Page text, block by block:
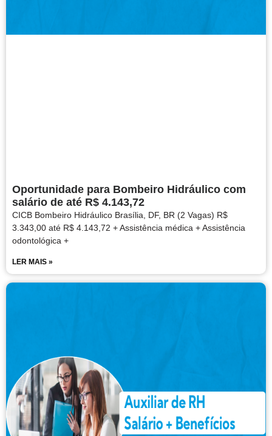
Oportunidade para Bombeiro Hidráulico com
salário de até R$ 4.143,72
CICB Bombeiro Hidráulico Brasília, DF, BR (2 Vagas) R$
3.343,00 até R$ 4.143,72 + Assistência médica + Assistência
odontológica +
LER MAIS »